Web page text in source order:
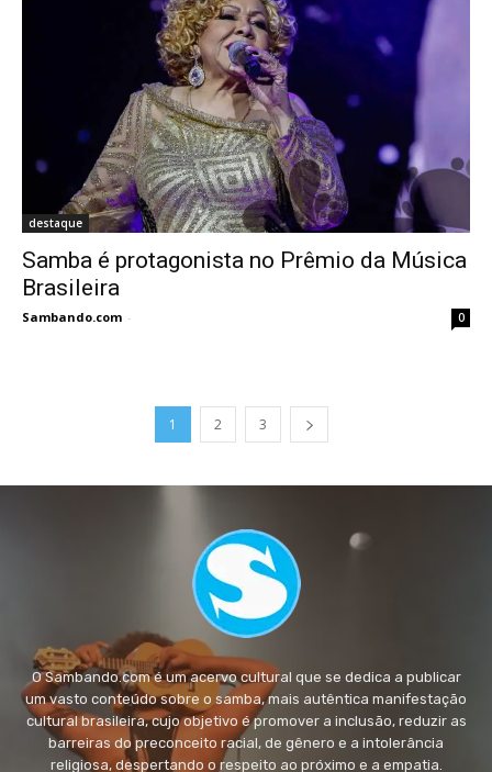
destaque
Samba é protagonista no Prêmio da Música
Brasileira
Sambando.com - 0
1 2 3
O Sambando.com é um acervo cultural que se dedica a publicar
um vasto conteúdo sobre o samba, mais autêntica manifestação
cultural brasileira, cujo objetivo é promover a inclusão, reduzir as
barreiras do preconceito racial, de gênero e a intolerância
religiosa, despertando o respeito ao próximo e a empatia.